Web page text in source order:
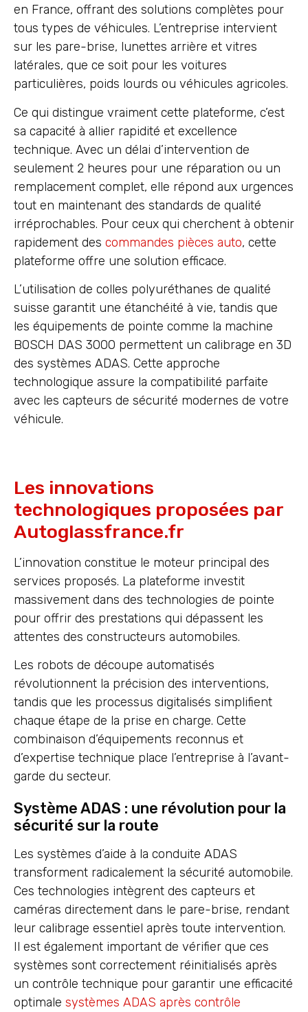
en France, offrant des solutions complètes pour
tous types de véhicules. L’entreprise intervient
sur les pare-brise, lunettes arrière et vitres
latérales, que ce soit pour les voitures
particulières, poids lourds ou véhicules agricoles.
Ce qui distingue vraiment cette plateforme, c’est
sa capacité à allier rapidité et excellence
technique. Avec un délai d’intervention de
seulement 2 heures pour une réparation ou un
remplacement complet, elle répond aux urgences
tout en maintenant des standards de qualité
irréprochables. Pour ceux qui cherchent à obtenir
rapidement des commandes pièces auto, cette
plateforme offre une solution efficace.
L’utilisation de colles polyuréthanes de qualité
suisse garantit une étanchéité à vie, tandis que
les équipements de pointe comme la machine
BOSCH DAS 3000 permettent un calibrage en 3D
des systèmes ADAS. Cette approche
technologique assure la compatibilité parfaite
avec les capteurs de sécurité modernes de votre
véhicule.
Les innovations
technologiques proposées par
Autoglassfrance.fr
L’innovation constitue le moteur principal des
services proposés. La plateforme investit
massivement dans des technologies de pointe
pour offrir des prestations qui dépassent les
attentes des constructeurs automobiles.
Les robots de découpe automatisés
révolutionnent la précision des interventions,
tandis que les processus digitalisés simplifient
chaque étape de la prise en charge. Cette
combinaison d’équipements reconnus et
d’expertise technique place l’entreprise à l’avant-
garde du secteur.
Système ADAS : une révolution pour la
sécurité sur la route
Les systèmes d’aide à la conduite ADAS
transforment radicalement la sécurité automobile.
Ces technologies intègrent des capteurs et
caméras directement dans le pare-brise, rendant
leur calibrage essentiel après toute intervention.
Il est également important de vérifier que ces
systèmes sont correctement réinitialisés après
un contrôle technique pour garantir une efficacité
optimale systèmes ADAS après contrôle